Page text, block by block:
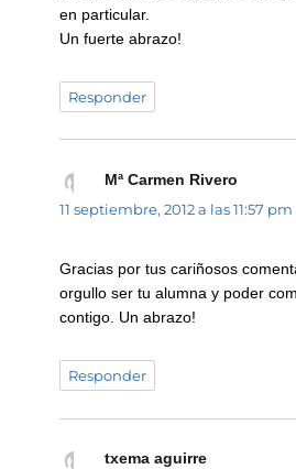
en particular.
Un fuerte abrazo!
Responder
Mª Carmen Rivero
11 septiembre, 2012 a las 11:57 pm
Gracias por tus cariñosos
orgullo ser tu alumna y poder
contigo. Un abrazo!
Responder
txema aguirredice: